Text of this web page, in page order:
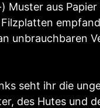
Muster aus
unbrauchbaren
seht ihr die
des Hutes und